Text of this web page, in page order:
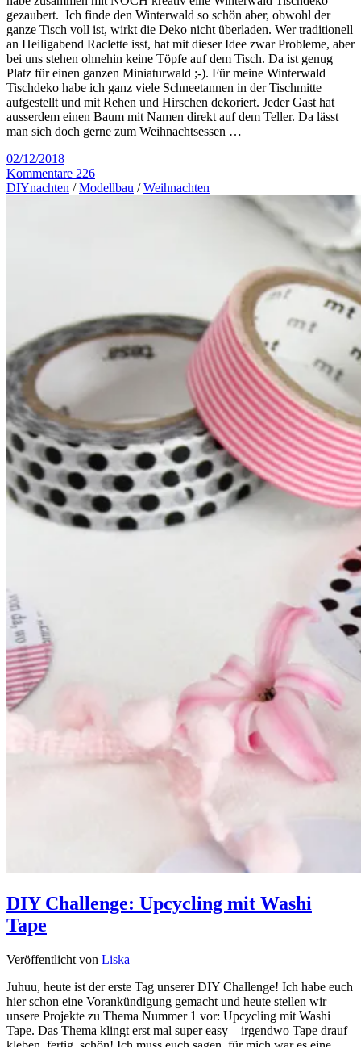
gezaubert. Ich finde den Winterwald so schön aber, obwohl der
ganze Tisch voll ist, wirkt die Deko nicht überladen. Wer traditionell
an Heiligabend Raclette isst, hat mit dieser Idee zwar Probleme, aber
bei uns stehen ohnehin keine Töpfe auf dem Tisch. Da ist genug
Platz für einen ganzen Miniaturwald ;-). Für meine Winterwald
Tischdeko habe ich ganz viele Schneetannen in der Tischmitte
aufgestellt und mit Rehen und Hirschen dekoriert. Jeder Gast hat
ausserdem einen Baum mit Namen direkt auf dem Teller. Da lässt
man sich doch gerne zum Weihnachtsessen …
02/12/2018
Kommentare 226
DIYnachten /Modellbau /Weihnachten
DIY Challenge: Upcycling mit Washi
Tape
Veröffentlicht von Liska
Juhuu, heute ist der erste Tag unserer DIY Challenge! Ich habe euch
hier schon eine Vorankündigung gemacht und heute stellen wir
unsere Projekte zu Thema Nummer 1 vor: Upcycling mit Washi
Tape. Das Thema klingt erst mal super easy – irgendwo Tape drauf